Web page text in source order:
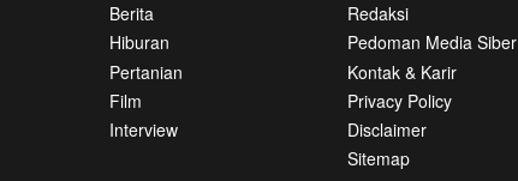
Berita
Hiburan
Pertanian
Film
Interview
Redaksi
Pedoman Media Siber
Kontak & Karir
Privacy Policy
Disclaimer
Sitemap